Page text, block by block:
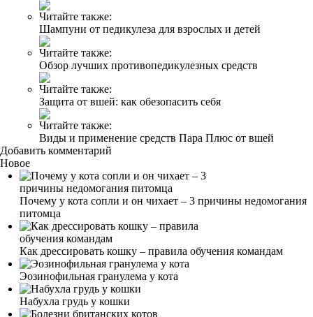
Читайте также:
Шампуни от педикулеза для взрослых и детей
Читайте также:
Обзор лучших противопедикулезных средств
Читайте также:
Защита от вшей: как обезопасить себя
Читайте также:
Виды и применение средств Пара Плюс от вшей
Добавить комментарий
Новое
Почему у кота сопли и он чихает – 3 причины недомогания
питомца
Как дрессировать кошку – правила обучения командам
Эозинофильная гранулема у кота
Набухла грудь у кошки